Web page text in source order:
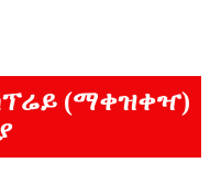
(ማቀዝቀዣ)